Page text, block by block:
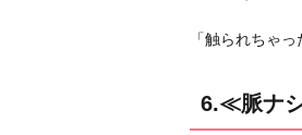
「触られちゃ
6.≪脈ナ